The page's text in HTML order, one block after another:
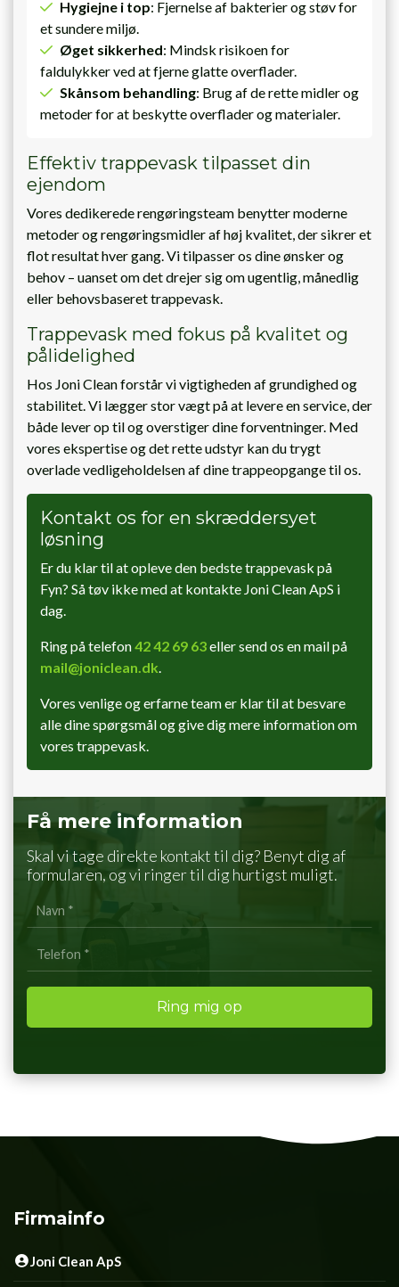
Hygiejne i top: Fjernelse af bakterier og støv for
et sundere miljø.
Øget sikkerhed: Mindsk risikoen for
faldulykker ved at fjerne glatte overflader.
Skånsom behandling: Brug af de rette midler og
metoder for at beskytte overflader og materialer.
Effektiv trappevask tilpasset din
ejendom
Vores dedikerede rengøringsteam benytter moderne
metoder og rengøringsmidler af høj kvalitet, der sikrer et
flot resultat hver gang. Vi tilpasser os dine ønsker og
behov – uanset om det drejer sig om ugentlig, månedlig
eller behovsbaseret trappevask.
Trappevask med fokus på kvalitet og
pålidelighed
Hos Joni Clean forstår vi vigtigheden af grundighed og
stabilitet. Vi lægger stor vægt på at levere en service, der
både lever op til og overstiger dine forventninger. Med
vores ekspertise og det rette udstyr kan du trygt
overlade vedligeholdelsen af dine trappeopgange til os.
Kontakt os for en skræddersyet
løsning
Er du klar til at opleve den bedste trappevask på
Fyn? Så tøv ikke med at kontakte Joni Clean ApS i
dag.
Ring på telefon42 42 69 63eller send os en mail på
mail@joniclean.dk.
Vores venlige og erfarne team er klar til at besvare
alle dine spørgsmål og give dig mere information om
vores trappevask.
Få mere information
Skal vi tage direkte kontakt til dig? Benyt dig af
formularen, og vi ringer til dig hurtigst muligt.
Personlig
Firmainfo
Joni Clean ApS